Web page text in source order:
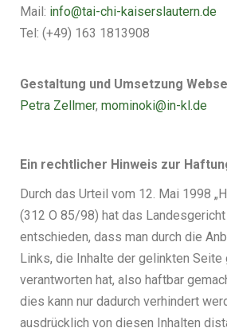
Mail: info@tai-chi-kaiserslautern.de
Tel: (+49) 163 1813908
Gestaltung und Umsetzung
Petra Zellmer, mominoki@in-kl.de
Ein rechtlicher Hinweis zur
Durch das Urteil vom 12. Mai 1998
(312 O 85/98) hat das
entschieden, dass man durch die
Links, die Inhalte der gelinkten Seite
verantworten hat, also haftbar
dies kann nur dadurch verhindert
ausdrücklich von diesen Inhalten